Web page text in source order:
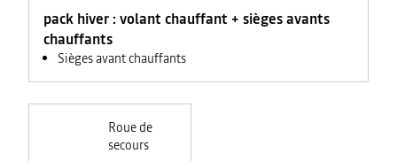
pack hiver : volant chauffant + sièges avants
chauffants
Sièges avant chauffants
rétroviseurs
Roue de
secours